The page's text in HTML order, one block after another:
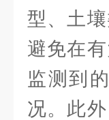
型、土
避免在
监测到
况。此